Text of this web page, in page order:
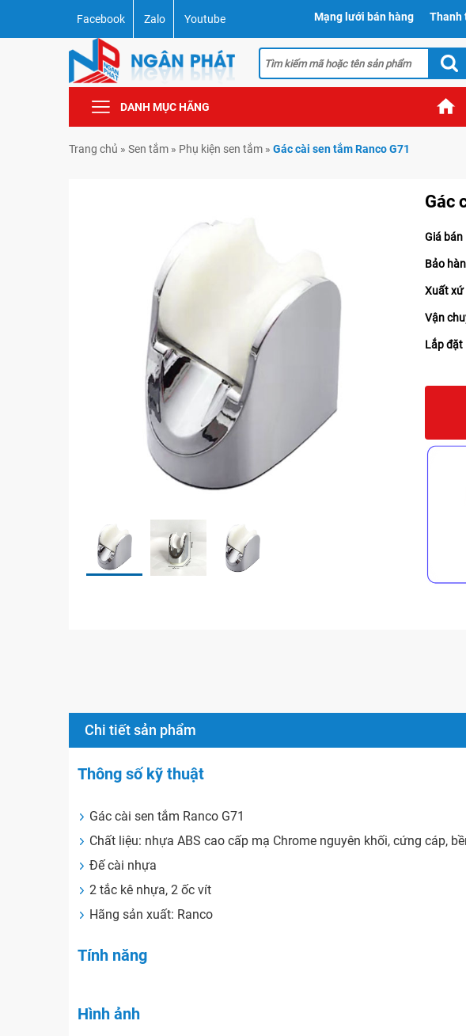
Facebook Zalo Youtube Mạng lưới bán hàng Thanh
DANH MỤC HÃNG
Trang chủ » Sen tắm » Phụ kiện sen tắm » Gác cài sen tắm Ranco G71
Gác
Giá bán
Bảo
Xuất xứ
Vận
Lắp đặt
Chi tiết sản phẩm
Thông số kỹ thuật
Gác cài sen tắm Ranco G71
Chất liệu: nhựa ABS cao cấp mạ Chrome nguyên khối, cứng cáp,
Đế cài nhựa
2 tắc kê nhựa, 2 ốc vít
Hãng sản xuất: Ranco
Tính năng
Hình ảnh